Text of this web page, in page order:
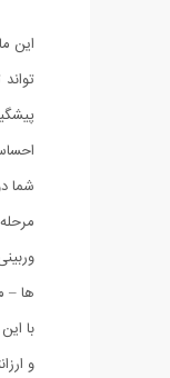
این
ها –
با
و